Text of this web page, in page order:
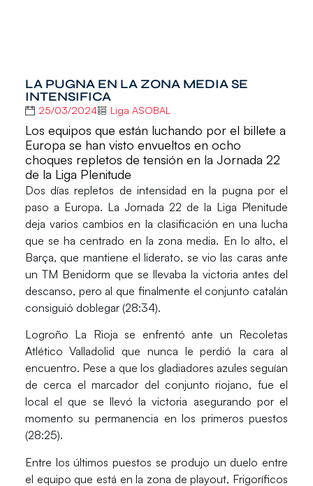
LA PUGNA EN LA ZONA MEDIA SE
INTENSIFICA
25/03/2024 Liga ASOBAL
Los equipos que están luchando por el billete a
Europa se han visto envueltos en ocho
choques repletos de tensión en la Jornada 22
de la Liga Plenitude
Dos días repletos de intensidad en la pugna por el
paso a Europa. La Jornada 22 de la Liga Plenitude
deja varios cambios en la clasificación en una lucha
que se ha centrado en la zona media. En lo alto, el
Barça, que mantiene el liderato, se vio las caras ante
un TM Benidorm que se llevaba la victoria antes del
descanso, pero al que finalmente el conjunto catalán
consiguió doblegar (28:34).
Logroño La Rioja se enfrentó ante un Recoletas
Atlético Valladolid que nunca le perdió la cara al
encuentro. Pese a que los gladiadores azules seguían
de cerca el marcador del conjunto riojano, fue el
local el que se llevó la victoria asegurando por el
momento su permanencia en los primeros puestos
(28:25).
Entre los últimos puestos se produjo un duelo entre
el equipo que está en la zona de playout, Frigoríficos